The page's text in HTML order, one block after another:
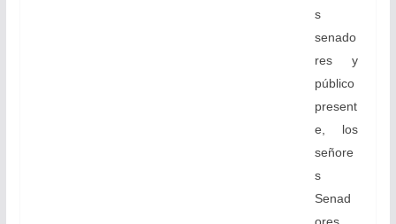
s
senado
res y
público
present
e, los
señore
s
Senad